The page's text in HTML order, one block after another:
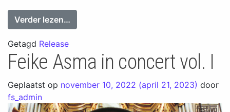
Verder lezen…
Getagd Release
Feike Asma in concert vol. I
Geplaatst op november 10, 2022 (april 21, 2023) door
fs_admin